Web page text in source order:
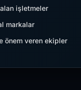
işletmeler
markalar
önem veren ekipler